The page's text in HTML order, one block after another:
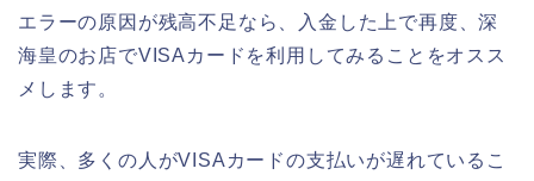
エラーの原因が残高不足なら、入金した上で再度、深
海皇のお店でVISAカードを利用してみることをオスス
メします。
実際、多くの人がVISAカードの支払いが遅れているこ